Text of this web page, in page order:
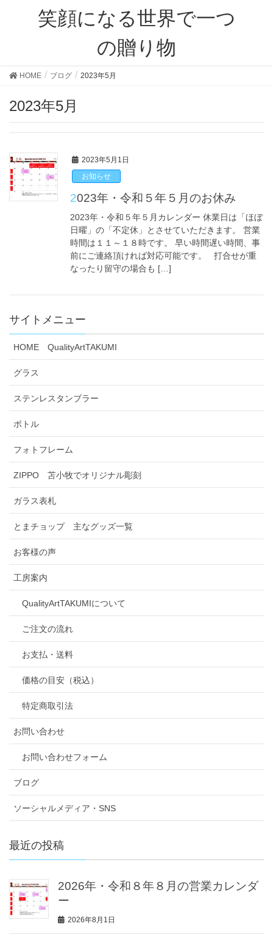
笑顔になる世界で一つ
の贈り物
HOME ブログ 2023年5月
2023年5月
2023年5月1日
お知らせ
2023年・令和５年５月のお休み
2023年・令和５年５月カレンダー 休業日は「ほぼ
日曜」の「不定休」とさせていただきます。 営業
時間は１１～１８時です。 早い時間遅い時間、事
前にご連絡頂ければ対応可能です。 打合せが重
なったり留守の場合も […]
サイトメニュー
HOME QualityArtTAKUMI
グラス
ステンレスタンブラー
ボトル
フォトフレーム
ZIPPO 苫小牧でオリジナル彫刻
ガラス表札
とまチョップ 主なグッズ一覧
お客様の声
工房案内
QualityArtTAKUMIについて
ご注文の流れ
お支払・送料
価格の目安（税込）
特定商取引法
お問い合わせ
お問い合わせフォーム
ブログ
ソーシャルメディア・SNS
最近の投稿
2026年・令和８年８月の営業カレンダ
ー
2026年8月1日